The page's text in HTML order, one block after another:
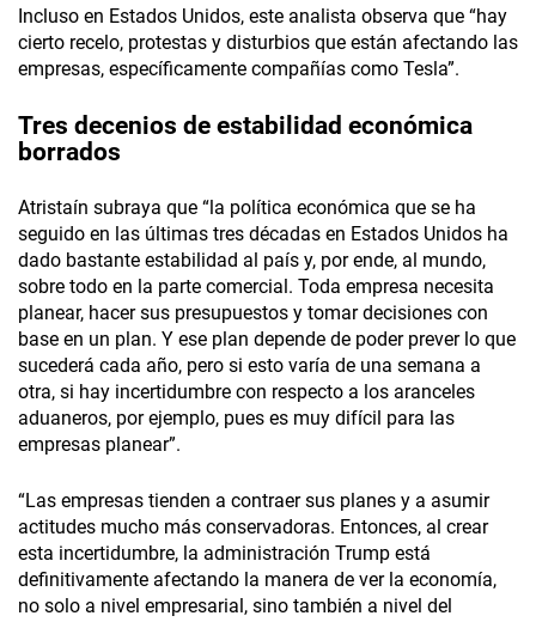
Incluso en Estados Unidos, este analista observa que “hay
cierto recelo, protestas y disturbios que están afectando las
empresas, específicamente compañías como Tesla”.
Tres decenios de estabilidad económica
borrados
Atristaín subraya que “la política económica que se ha
seguido en las últimas tres décadas en Estados Unidos ha
dado bastante estabilidad al país y, por ende, al mundo,
sobre todo en la parte comercial. Toda empresa necesita
planear, hacer sus presupuestos y tomar decisiones con
base en un plan. Y ese plan depende de poder prever lo que
sucederá cada año, pero si esto varía de una semana a
otra, si hay incertidumbre con respecto a los aranceles
aduaneros, por ejemplo, pues es muy difícil para las
empresas planear”.
“Las empresas tienden a contraer sus planes y a asumir
actitudes mucho más conservadoras. Entonces, al crear
esta incertidumbre, la administración Trump está
definitivamente afectando la manera de ver la economía,
no solo a nivel empresarial, sino también a nivel del